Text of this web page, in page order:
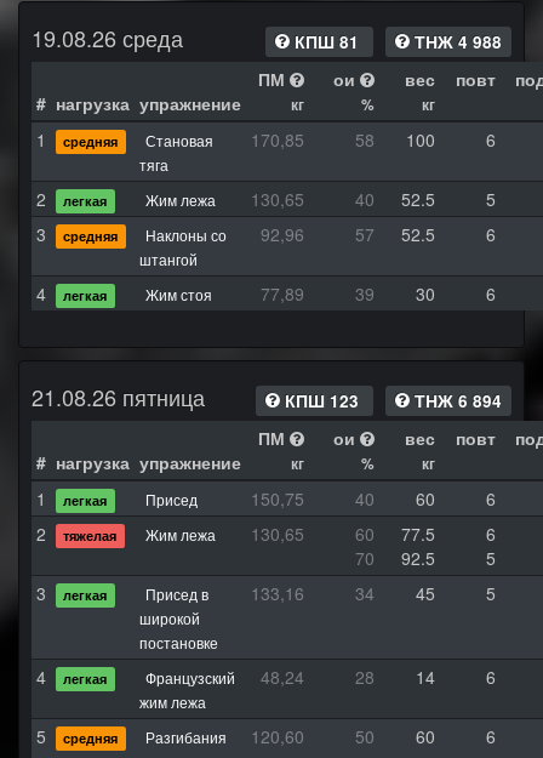
19.08.26 среда КПШ 81 ТНЖ 4 988
# нагрузка упражнение
ПМ
кг
ои
%
вес
кг
повт
1 средняя
Становая
тяга
170,85 58 100 6
2 легкая Жим лежа 130,65 40 52.5
5
3
средняя
Наклоны со
штангой
92,96 57 52.5 6
4 легкая Жим стоя 77,89 39 30 6
21.08.26 пятница КПШ 123 ТНЖ 6 894
# нагрузка упражнение
ПМ
кг
ои
%
вес
кг
повт
1 легкая Присед 150,75 40 60
6
2
тяжелая Жим лежа 130,65 60 77.5
6
70
92.5
5
3
легкая
Присед в
широкой
постановке
133,16 34 45 5
4 легкая
Французский
жим лежа
48,24 28 14 6
5 средняя
Разгибания
120,60 50 60 6